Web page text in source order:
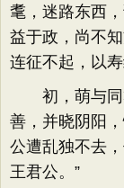
耄，迷路东西
益于政，尚不
连征不起，以寿
初，萌与同
善，并晓阴阳
公遭乱独不去
王君公。”